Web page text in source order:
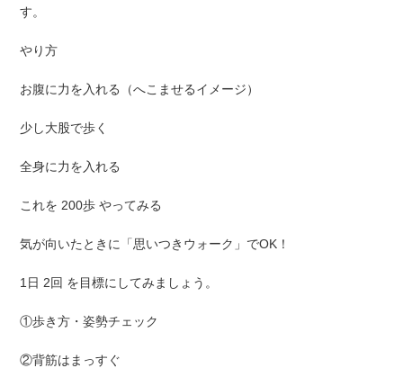
す。
やり方
お腹に力を入れる（へこませるイメージ）
少し大股で歩く
全身に力を入れる
これを 200歩 やってみる
気が向いたときに「思いつきウォーク」でOK！
1日 2回 を目標にしてみましょう。
①歩き方・姿勢チェック
②背筋はまっすぐ